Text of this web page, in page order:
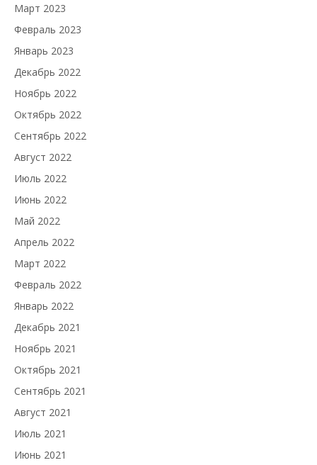
Март 2023
Февраль 2023
Январь 2023
Декабрь 2022
Ноябрь 2022
Октябрь 2022
Сентябрь 2022
Август 2022
Июль 2022
Июнь 2022
Май 2022
Апрель 2022
Март 2022
Февраль 2022
Январь 2022
Декабрь 2021
Ноябрь 2021
Октябрь 2021
Сентябрь 2021
Август 2021
Июль 2021
Июнь 2021